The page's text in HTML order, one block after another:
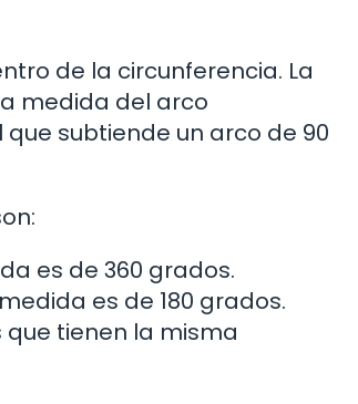
de la circunferencia. La
medida del arco
subtiende un arco de 90
es de 360 grados.
es de 180 grados.
tienen la misma